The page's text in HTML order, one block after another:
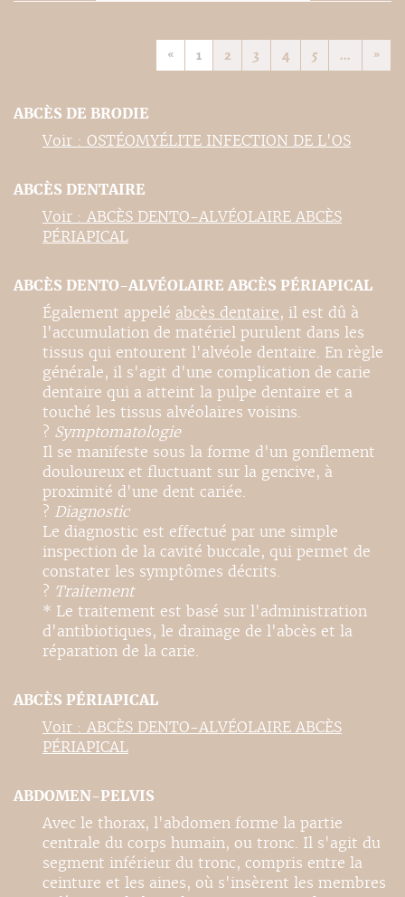
« 1 2 3 4 5 ... »
ABCÈS DE BRODIE
Voir : OSTÉOMYÉLITE INFECTION DE L'OS
ABCÈS DENTAIRE
Voir : ABCÈS DENTO-ALVÉOLAIRE ABCÈS
PÉRIAPICAL
ABCÈS DENTO-ALVÉOLAIRE ABCÈS PÉRIAPICAL
Également appelé abcès dentaire, il est dû à
l'accumulation de matériel purulent dans les
tissus qui entourent l'alvéole dentaire. En règle
générale, il s'agit d'une complication de carie
dentaire qui a atteint la pulpe dentaire et a
touché les tissus alvéolaires voisins.
? Symptomatologie
Il se manifeste sous la forme d'un gonflement
douloureux et fluctuant sur la gencive, à
proximité d'une dent cariée.
? Diagnostic
Le diagnostic est effectué par une simple
inspection de la cavité buccale, qui permet de
constater les symptômes décrits.
? Traitement
* Le traitement est basé sur l'administration
d'antibiotiques, le drainage de l'abcès et la
réparation de la carie.
ABCÈS PÉRIAPICAL
Voir : ABCÈS DENTO-ALVÉOLAIRE ABCÈS
PÉRIAPICAL
ABDOMEN-PELVIS
Avec le thorax, l'abdomen forme la partie
centrale du corps humain, ou tronc. Il s'agit du
segment inférieur du tronc, compris entre la
ceinture et les aines, où s'insèrent les membres